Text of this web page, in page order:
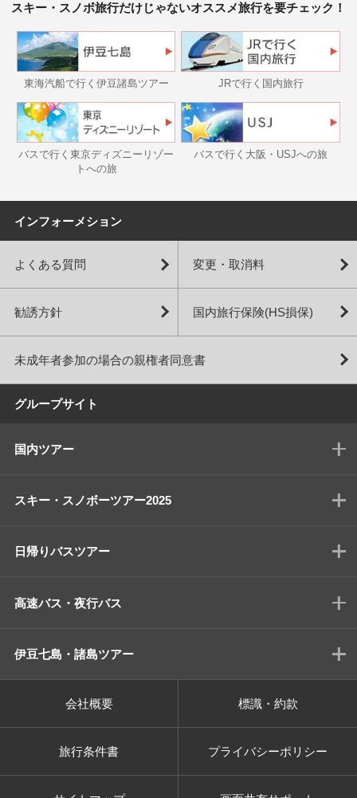
スキー・スノボ旅行だけじゃないオススメ旅行を要チェック！
東海汽船で行く伊豆諸島ツアー JRで行く国内旅行
バスで行く東京ディズニーリゾー
トへの旅
バスで行く大阪・USJへの旅
インフォーメション
よくある質問 変更・取消料
勧誘方針 国内旅行保険(HS損保)
未成年者参加の場合の親権者同意書
グループサイト
国内ツアー
スキー・スノボーツアー2025
日帰りバスツアー
高速バス・夜行バス
伊豆七島・諸島ツアー
会社概要 標識・約款
旅行条件書 プライバシーポリシー